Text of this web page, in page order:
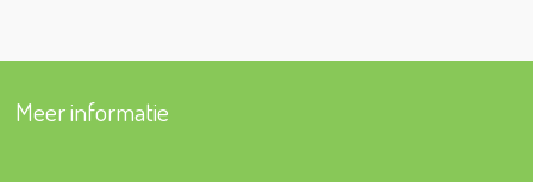
Meer informatie